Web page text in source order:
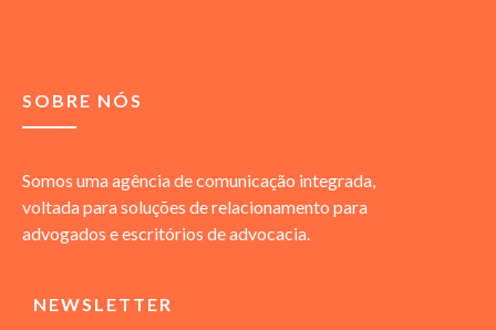
SOBRE NÓS
Somos uma agência de comunicação integrada,
voltada para soluções de relacionamento para
advogados e escritórios de advocacia.
NEWSLETTER